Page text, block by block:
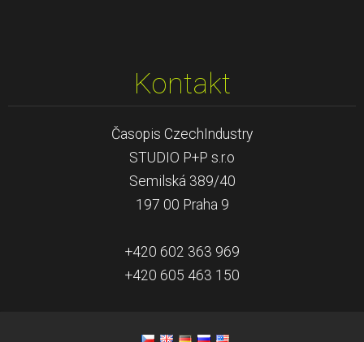
Kontakt
Časopis CzechIndustry
STUDIO P+P s.r.o
Semilská 389/40
197 00 Praha 9
+420 602 363 969
+420 605 463 150